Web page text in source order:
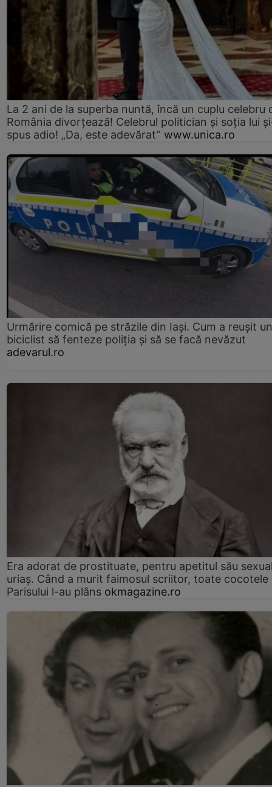
La 2 ani de la superba nuntă, încă un cuplu celebru
România divorțează! Celebrul politician și soția lui
spus adio! „Da, este adevărat” www.unica.ro
Urmărire comică pe străzile din Iași. Cum a reușit un
biciclist să fenteze poliția și să se facă nevăzut
adevarul.ro
Era adorat de prostituate, pentru apetitul său
uriaș. Când a murit faimosul scriitor, toate cocotele
Parisului l-au plâns okmagazine.ro